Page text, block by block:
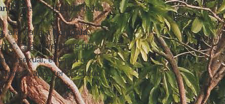
, desde segunda-feira.
, em visita aKampala,
“Há claramente um
estimou o
após ter discutido